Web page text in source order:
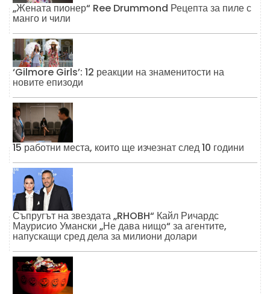
„Жената пионер“ Ree Drummond Рецепта за пиле с
манго и чили
‘Gilmore Girls’: 12 реакции на знаменитости на
новите епизоди
15 работни места, които ще изчезнат след 10 години
Съпругът на звездата „RHOBH“ Кайл Ричардс
Маурисио Умански „Не дава нищо“ за агентите,
напускащи сред дела за милиони долари